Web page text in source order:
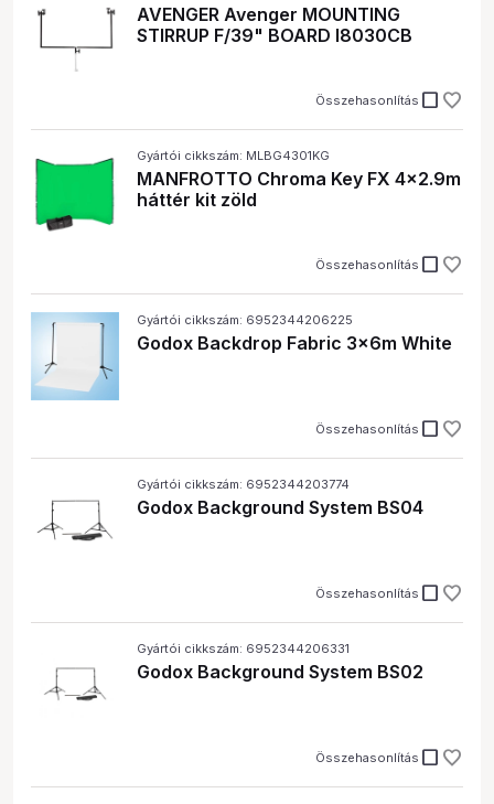
AVENGER Avenger MOUNTING
STIRRUP F/39" BOARD I8030CB
Összehasonlítás check_box_outline_blank
Gyártói cikkszám: MLBG4301KG
MANFROTTO Chroma Key FX 4x2.9m
háttér kit zöld
Összehasonlítás check_box_outline_blank
Gyártói cikkszám: 6952344206225
Godox Backdrop Fabric 3x6m White
Összehasonlítás check_box_outline_blank
Gyártói cikkszám: 6952344203774
Godox Background System BS04
Összehasonlítás check_box_outline_blank
Gyártói cikkszám: 6952344206331
Godox Background System BS02
Összehasonlítás check_box_outline_blank